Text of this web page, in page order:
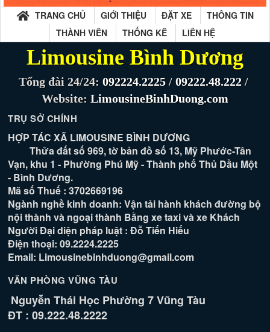
TRANG CHỦ GIỚI THIỆU ĐẶT XE
THÔNG TIN
THÀNH VIÊN
THỐNG KÊ LIÊN HỆ
Limousine Bình Dương
Tổng đài 24/24: 092224.2225 / 09222.48.222 /
Website: LimousineBinhDuong.com
TRỤ SỞ CHÍNH
HỢP TÁC XÃ LIMOUSINE BÌNH DƯƠNG
Thửa đất số 969, tờ bản đồ số 13, Mỹ Phước-Tân
Vạn, khu 1 - Phường Phú Mỹ - Thành phố Thủ Dầu Một
- Bình Dương.
Mã số Thuế : 3702669196
Ngành nghề kinh doanh: Vận tải hành khách đường bộ
nội thành và ngoại thành Bằng xe taxi và xe Khách
Người Đại diện pháp luật : Đỗ Tiến Hiếu
Điện thoại: 09.2224.2225
Email: Limousinebinhduong@gmail.com
VĂN PHÒNG VŨNG TÀU
Nguyễn Thái Học Phường 7 Vũng Tàu
ĐT : 09.222.48.2222